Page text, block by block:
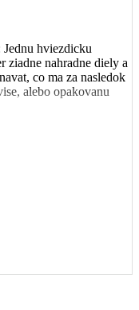
Jednu hviezdicku
ziadne nahradne diely a
co ma za nasledok
alebo opakovanu